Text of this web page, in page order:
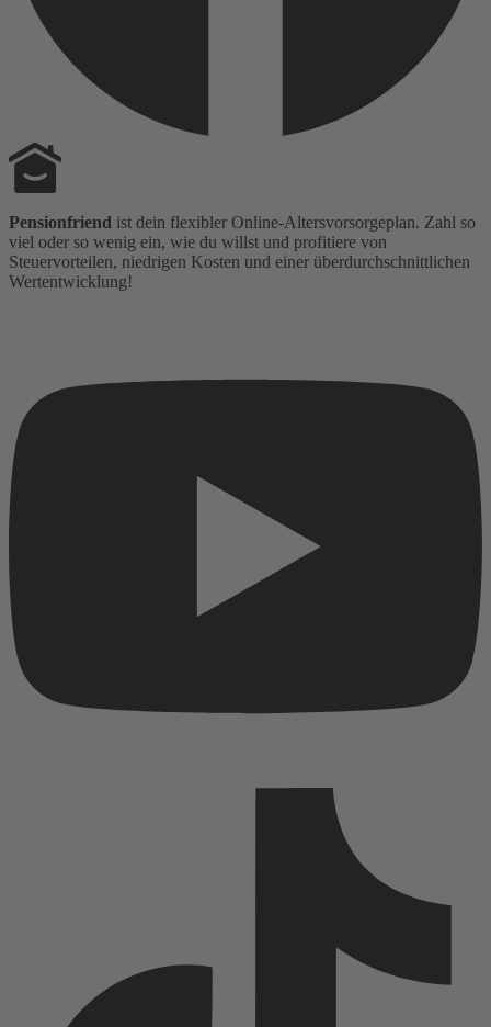
Pensionfriend ist dein flexibler Online-Altersvorsorgeplan. Zahl so
viel oder so wenig ein, wie du willst und profitiere von
Steuervorteilen, niedrigen Kosten und einer überdurchschnittlichen
Wertentwicklung!